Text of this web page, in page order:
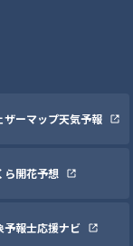
ザーマップ天気予報
ら開花予想
予報士応援ナビ